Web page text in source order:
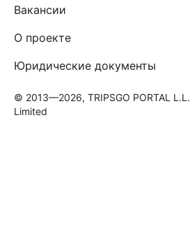
Вакансии
О проекте
Юридические документы
© 2013—2026, TRIPSGO PORTAL
Limited